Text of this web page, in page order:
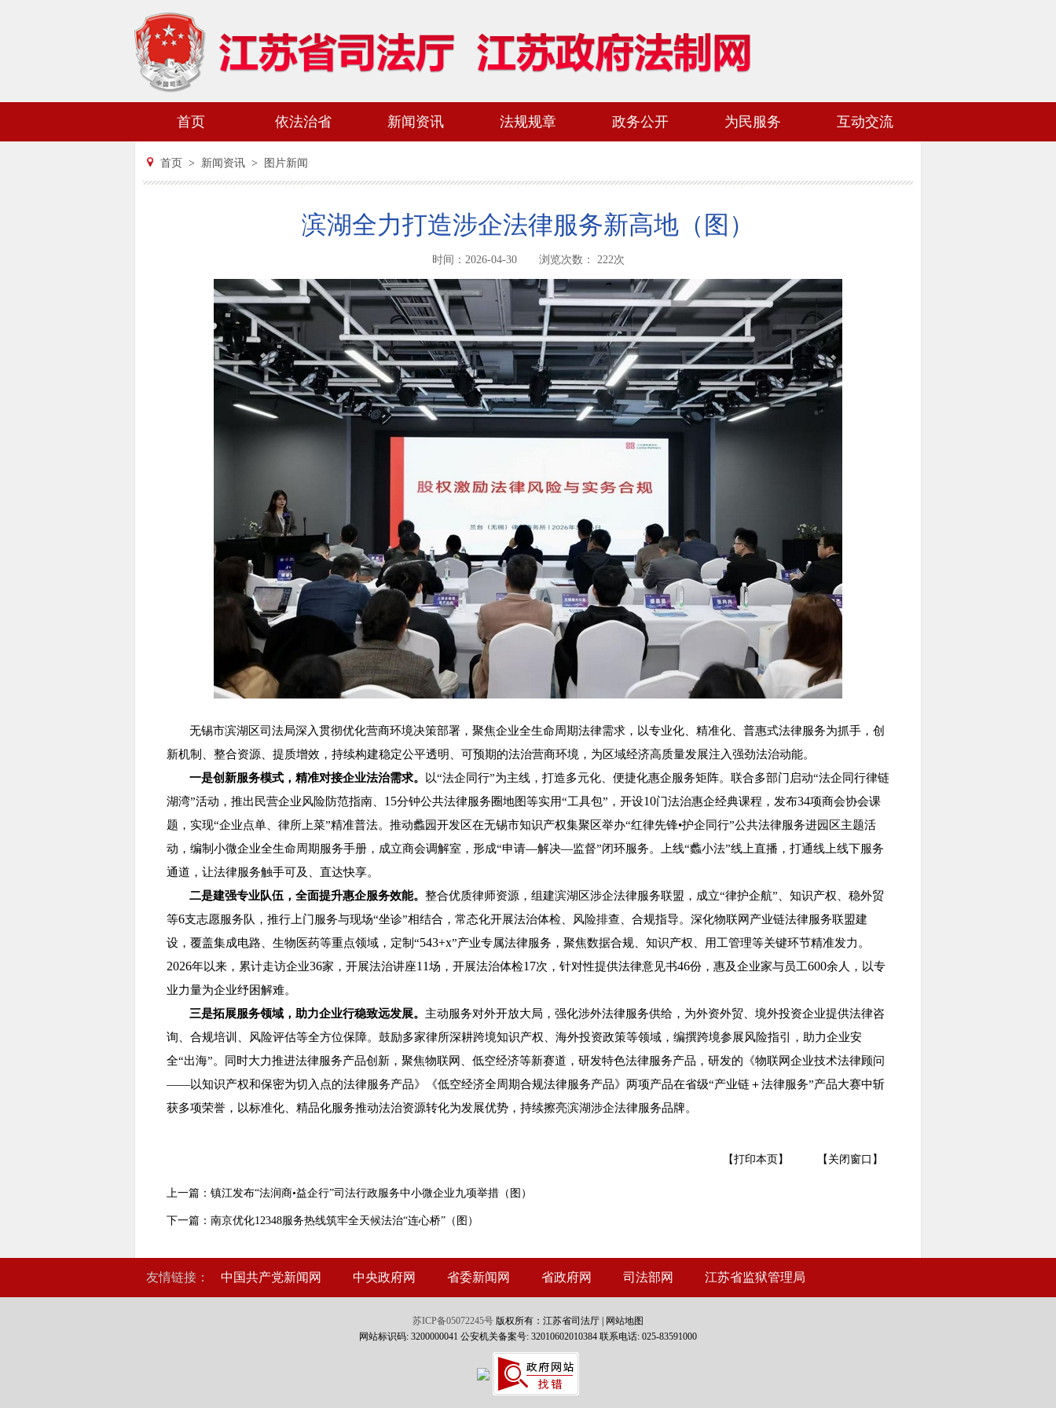
网站地图 加入收藏
首页 依法治省 新闻资讯 法规规章 政务公开 为民服务 互动交流
首页 > 新闻资讯 > 图片新闻
滨湖全力打造涉企法律服务新高地（图）
时间：2026-04-30 浏览次数： 222次
无锡市滨湖区司法局深入贯彻优化营商环境决策部署，聚焦企业全生命周期法律需求，以专业化、精准化、普惠式法律服务为抓手，创
新机制、整合资源、提质增效，持续构建稳定公平透明、可预期的法治营商环境，为区域经济高质量发展注入强劲法治动能。
一是创新服务模式，精准对接企业法治需求。
以“法企同行”为主线，打造多元化、便捷化惠企服务矩阵。联合多部门启动“法企同行律链
湖湾”活动，推出民营企业风险防范指南、 15分钟公共法律服务圈地图等实用“工具包”，开设10门法治惠企经典课程，发布34项商会协会课
题，实现“企业点单、律所上菜”精准普法。推动蠡园开发区在无锡市知识产权集聚区举办“红律先锋•护企同行”公共法律服务进园区主题活
动，编制小微企业全生命周期服务手册，成立商会调解室，形成“申请—解决—监督”闭环服务。上线“蠡小法”线上直播，打通线上线下服务
通道，让法律服务触手可及、直达快享。
二是建强专业队伍，全面提升惠企服务效能。 整合优质律师资源，组建滨湖区涉企法律服务联盟，成立“律护企航”、知识产权、稳外贸
等6支志愿服务队，推行上门服务与现场“坐诊”相结合，常态化开展法治体检、风险排查、合规指导。深化物联网产业链法律服务联盟建
设，覆盖集成电路、生物医药等重点领域，定制“543+x”产业专属法律服务，聚焦数据合规、知识产权、用工管理等关键环节精准发力。
2026年以来，累计走访企业36家，开展法治讲座11场，开展法治体检17次，针对性提供法律意见书46份，惠及企业家与员工600余人，以专
业力量为企业纾困解难。
三是拓展服务领域，助力企业行稳致远发展。 主动服务对外开放大局，强化涉外法律服务供给，为外资外贸、境外投资企业提供法律咨
询、合规培训、风险评估等全方位保障。鼓励多家律所深耕跨境知识产权、海外投资政策等领域，编撰跨境参展风险指引，助力企业安
全“出海”。同时大力推进法律服务产品创新，聚焦物联网、低空经济等新赛道，研发特色法律服务产品，研发的《物联网企业技术法律顾问
——以知识产权和保密为切入点的法律服务产品》《低空经济全周期合规法律服务产品》两项产品在省级“产业链＋法律服务”产品大赛中斩
获多项荣誉，以标准化、精品化服务推动法治资源转化为发展优势，持续擦亮滨湖涉企法律服务品牌。
【打印本页】 【关闭窗口】
上一篇：镇江发布“法润商•益企行”司法行政服务中小微企业九项举措（图）
下一篇：南京优化12348服务热线筑牢全天候法治“连心桥”（图）
友情链接： 中国共产党新闻网 中央政府网 省委新闻网 省政府网 司法部网 江苏省监狱管理局
苏ICP备05072245号 版权所有：江苏省司法厅 |
网站地图
网站标识码: 3200000041 公安机关备案号: 32010602010384 联系电话: 025-83591000